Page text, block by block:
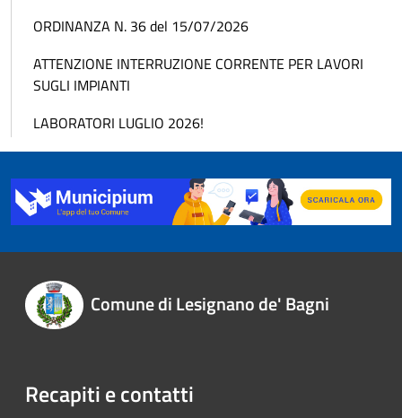
ORDINANZA N. 36 del 15/07/2026
ATTENZIONE INTERRUZIONE CORRENTE PER LAVORI
SUGLI IMPIANTI
LABORATORI LUGLIO 2026!
Comune di Lesignano de' Bagni
Recapiti e contatti